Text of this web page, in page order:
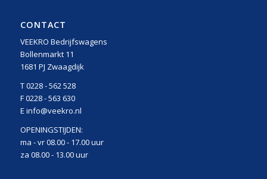
CONTACT
VEEKRO Bedrijfswagens
Bollenmarkt 11
1681 PJ Zwaagdijk
T 0228 - 562 528
F 0228 - 563 630
E info@veekro.nl
OPENINGSTIJDEN:
ma - vr 08.00 - 17.00 uur
za 08.00 - 13.00 uur